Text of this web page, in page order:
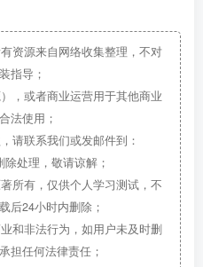
资源来自网络收集整理，不对
指导；
，或者商业运营用于其他商业
法使用；
请联系我们或发邮件到：
处理，敬请谅解；
所有，仅供个人学习测试，不
后24小时内删除；
和非法行为，如用户未及时删
担任何法律责任；